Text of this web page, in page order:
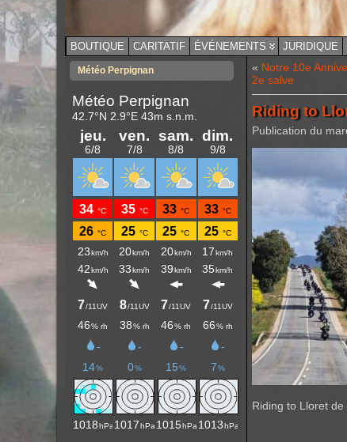
BOUTIQUE CARITATIF ÉVÉNEMENTS JURIDIQUE
Météo Perpignan « Notre 10e
2e salve
Riding to
Publication du
Riding to Lloret de